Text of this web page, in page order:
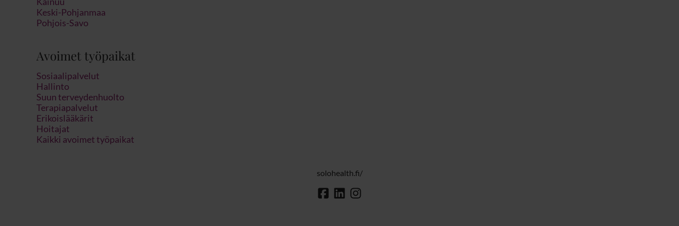
Keski-Pohjanmaa
Pohjois-Savo
Avoimet työpaikat
Sosiaalipalvelut
Hallinto
Suun terveydenhuolto
Terapiapalvelut
Erikoislääkärit
Hoitajat
Kaikki avoimet työpaikat
solohealth.fi/